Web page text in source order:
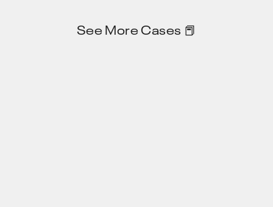
See More Cases 📕